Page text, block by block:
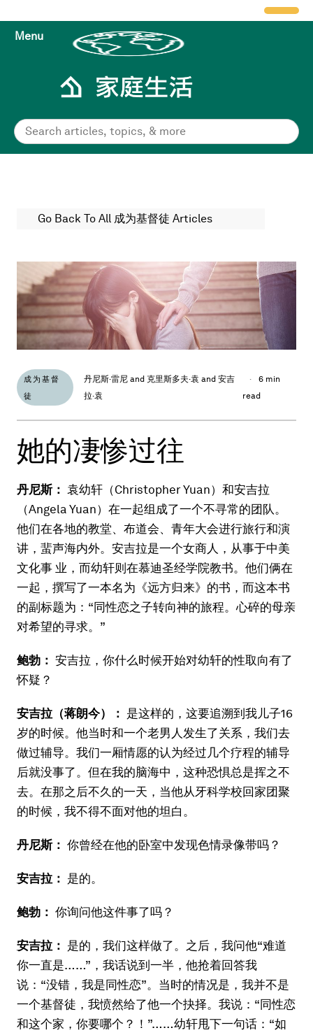
Menu
Go Back To All 成为基督徒 Articles
成为基督
徒
丹尼斯·雷尼 and 克里斯多夫·袁 and 安吉
拉·袁
·
6 min
read
她的凄惨过往
丹尼斯： 袁幼轩（Christopher Yuan）和安吉拉
（Angela Yuan）在一起组成了一个不寻常的团队。
他们在各地的教堂、布道会、青年大会进行旅行和演
讲，蜚声海内外。安吉拉是一个女商人，从事于中美
文化事 业，而幼轩则在慕迪圣经学院教书。他们俩在
一起，撰写了一本名为《远方归来》的书，而这本书
的副标题为：“同性恋之子转向神的旅程。心碎的母亲
对希望的寻求。”
鲍勃： 安吉拉，你什么时候开始对幼轩的性取向有了
怀疑？
安吉拉（蒋朗今）： 是这样的，这要追溯到我儿子16
岁的时候。他当时和一个老男人发生了关系，我们去
做过辅导。我们一厢情愿的认为经过几个疗程的辅导
后就没事了。但在我的脑海中，这种恐惧总是挥之不
去。在那之后不久的一天，当他从牙科学校回家团聚
的时候，我不得不面对他的坦白。
丹尼斯： 你曾经在他的卧室中发现色情录像带吗？
安吉拉： 是的。
鲍勃： 你询问他这件事了吗？
安吉拉： 是的，我们这样做了。之后，我问他“难道
你一直是……”，我话说到一半，他抢着回答我
说：“没错，我是同性恋”。当时的情况是，我并不是
一个基督徒，我愤然给了他一个抉择。我说：“同性恋
和这个家，你要哪个？！”……幼轩甩下一句话：“如